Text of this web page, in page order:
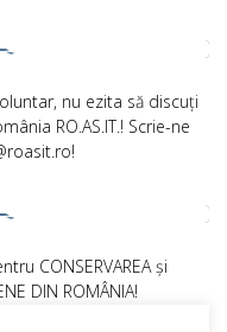
nu ezita să discuți
RO.AS.IT.! Scrie-ne
CONSERVAREA și
DIN ROMÂNIA!